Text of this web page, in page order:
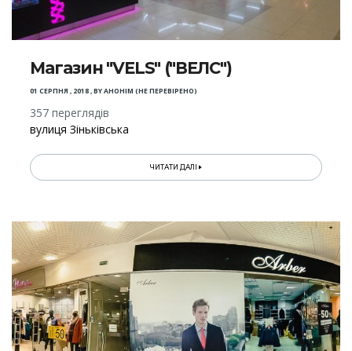
Магазин "VELS" ("ВЕЛС")
01 СЕРПНЯ , 2018,BYАНОНІМ (НЕ ПЕРЕВІРЕНО)
357 переглядів
вулиця Зіньківська
ЧИТАТИ ДАЛІ